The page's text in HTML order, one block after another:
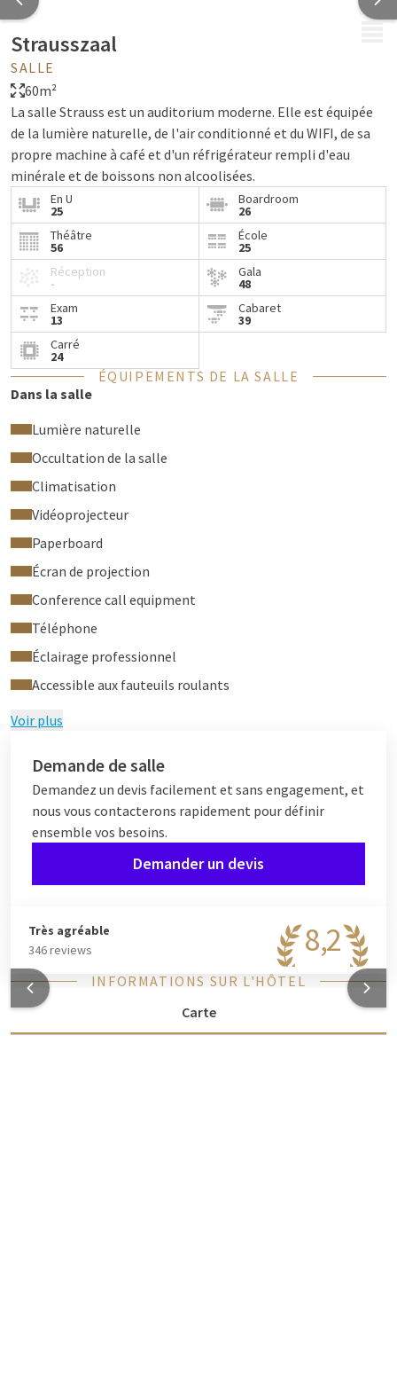
Strausszaal
SALLE
60m²
La salle Strauss est un auditorium moderne. Elle est équipée
de la lumière naturelle, de l'air conditionné et du WIFI, de sa
propre machine à café et d'un réfrigérateur rempli d'eau
minérale et de boissons non alcoolisées.
En U
25
Boardroom
26
Théâtre
56
École
25
Réception
-
Gala
48
Exam
13
Cabaret
39
Carré
24
ÉQUIPEMENTS DE LA SALLE
Dans la salle
Lumière naturelle
Occultation de la salle
Climatisation
Vidéoprojecteur
Paperboard
Écran de projection
Conference call equipment
Téléphone
Éclairage professionnel
Accessible aux fauteuils roulants
Voir plus
Demande de salle
Demandez un devis facilement et sans engagement, et
nous vous contacterons rapidement pour définir
ensemble vos besoins.
Demander un devis
8,2
Très agréable
346 reviews
INFORMATIONS SUR L'HÔTEL
Carte